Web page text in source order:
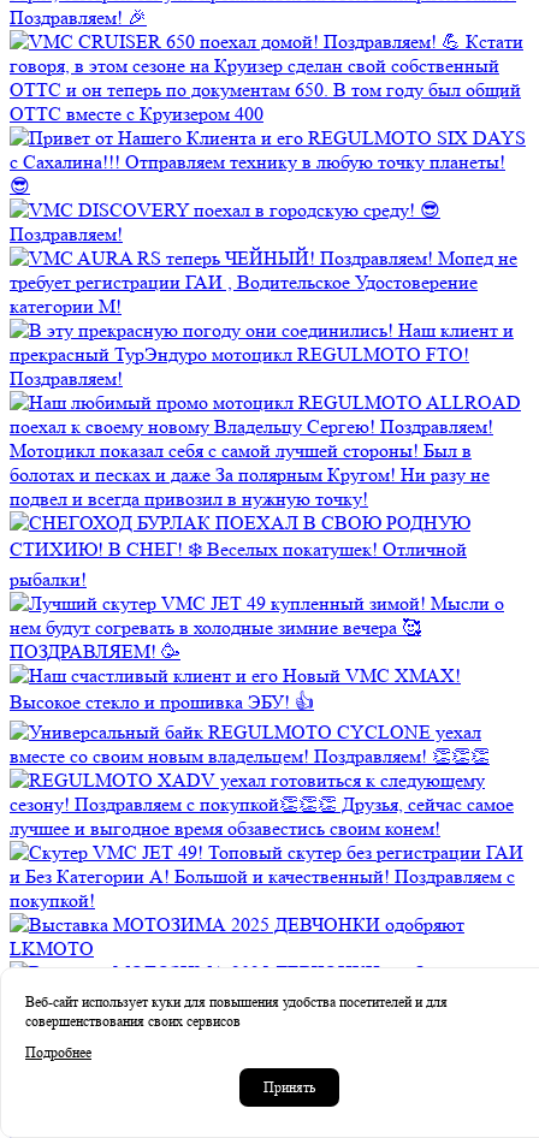
Веб-сайт использует куки для повышения удобства посетителей и для
совершенствования своих сервисов
Подробнее
Принять